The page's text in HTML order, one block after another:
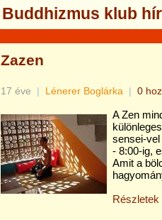
Buddhizmus klub
Zazen
17 éve | Lénerer Boglárka | 0
A Zen
sensei-vel
- 8:00-ig,
Amit a
Részletek